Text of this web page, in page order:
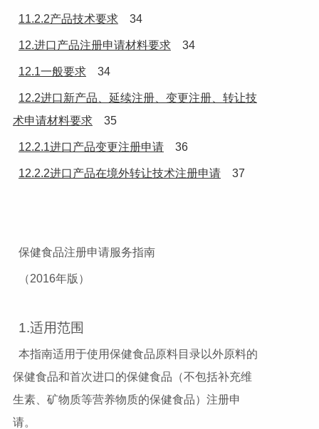
11.2.2产品技术要求34
12.进口产品注册申请材料要求34
12.1一般要求34
12.2进口新产品、延续注册、变更注册、转让技
术申请材料要求35
12.2.1进口产品变更注册申请36
12.2.2进口产品在境外转让技术注册申请37
保健食品注册申请服务指南
（2016年版）
1.适用范围
本指南适用于使用保健食品原料目录以外原料的
保健食品和首次进口的保健食品（不包括补充维
生素、矿物质等营养物质的保健食品）注册申
请。